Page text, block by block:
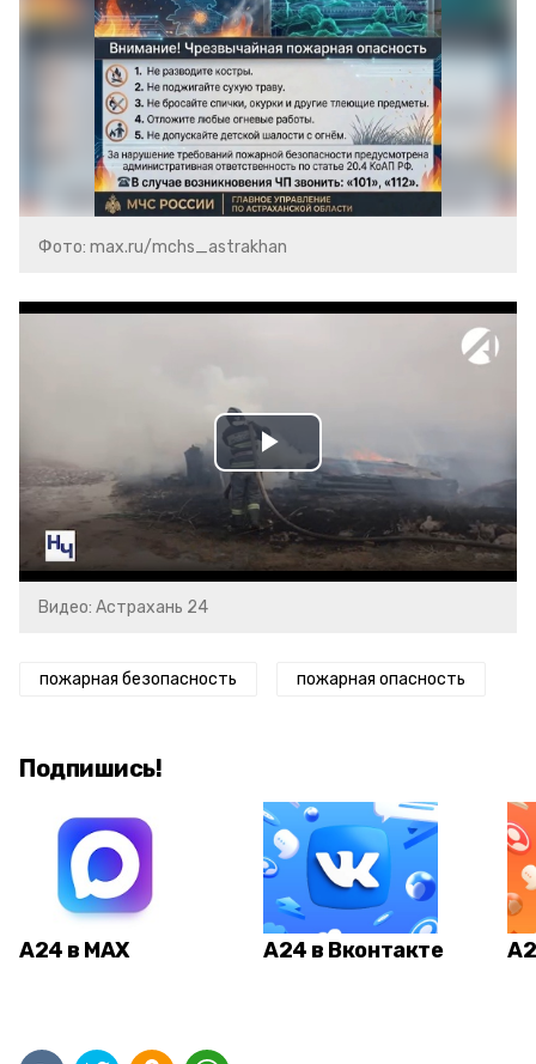
Фото: max.ru/mchs_astrakhan
Play
Video
Видео: Астрахань 24
пожарная безопасность пожарная опасность
Подпишись!
А24 в MAX А24 в Вконтакте